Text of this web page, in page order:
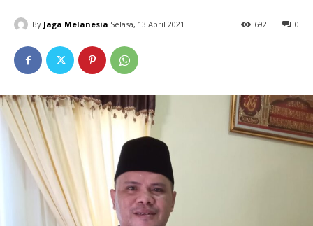
By Jaga Melanesia Selasa, 13 April 2021 0
692